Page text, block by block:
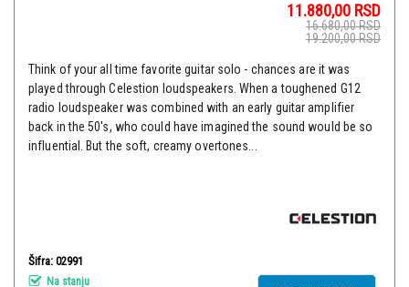
11.880,00 RSD
16.680,00RSD
19.200,00RSD
Think of your all time favorite guitar solo - chances are it was
played through Celestion loudspeakers. When a toughened G12
radio loudspeaker was combined with an early guitar amplifier
back in the 50's, who could have imagined the sound would be so
influential. But the soft, creamy overtones...
Šifra: 02991
Na stanju